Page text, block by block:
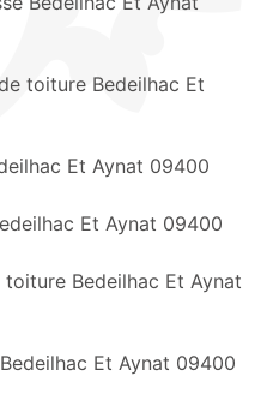
toiture Bedeilhac Et
Et Aynat 09400
Et Aynat 09400
Bedeilhac Et Aynat
Et Aynat 09400